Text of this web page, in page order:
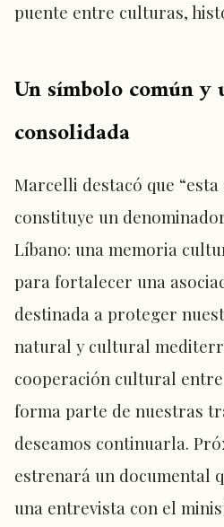
puente entre culturas,
Un símbolo común y
consolidada
Marcelli destacó que “esta
constituye un
Líbano: una memoria
para fortalecer una
destinada a proteger
natural y cultural
cooperación cultural entre
forma parte de nuestras
deseamos continuarla.
estrenará un documental
una entrevista con el